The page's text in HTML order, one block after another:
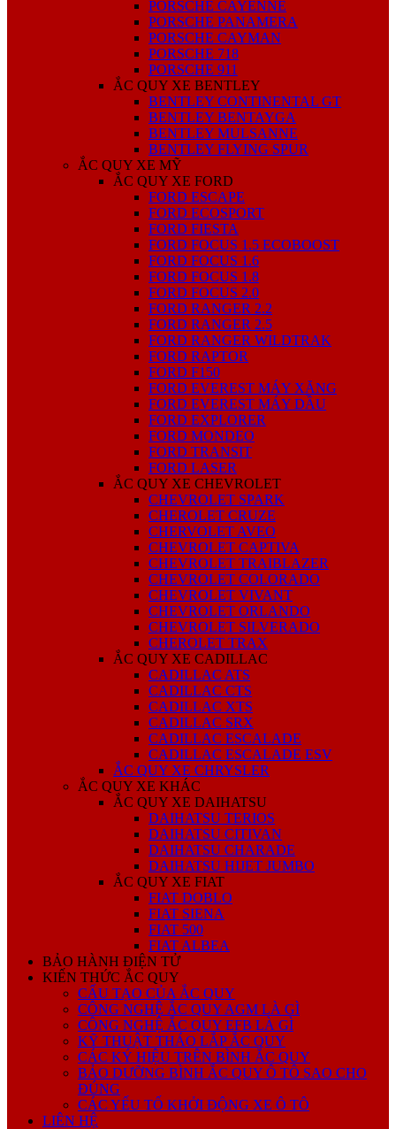
PORSCHE CAYENNE
PORSCHE PANAMERA
PORSCHE CAYMAN
PORSCHE 718
PORSCHE 911
ẮC QUY XE BENTLEY
BENTLEY CONTINENTAL GT
BENTLEY BENTAYGA
BENTLEY MULSANNE
BENTLEY FLYING SPUR
ẮC QUY XE MỸ
ẮC QUY XE FORD
FORD ESCAPE
FORD ECOSPORT
FORD FIESTA
FORD FOCUS 1.5 ECOBOOST
FORD FOCUS 1.6
FORD FOCUS 1.8
FORD FOCUS 2.0
FORD RANGER 2.2
FORD RANGER 2.5
FORD RANGER WILDTRAK
FORD RAPTOR
FORD F150
FORD EVEREST MÁY XĂNG
FORD EVEREST MÁY DẦU
FORD EXPLORER
FORD MONDEO
FORD TRANSIT
FORD LASER
ẮC QUY XE CHEVROLET
CHEVROLET SPARK
CHEROLET CRUZE
CHERVOLET AVEO
CHEVROLET CAPTIVA
CHEVROLET TRAIBLAZER
CHEVROLET COLORADO
CHEVROLET VIVANT
CHEVROLET ORLANDO
CHEVROLET SILVERADO
CHEROLET TRAX
ẮC QUY XE CADILLAC
CADILLAC ATS
CADILLAC CTS
CADILLAC XTS
CADILLAC SRX
CADILLAC ESCALADE
CADILLAC ESCALADE ESV
ẮC QUY XE CHRYSLER
ẮC QUY XE KHÁC
ẮC QUY XE DAIHATSU
DAIHATSU TERIOS
DAIHATSU CITIVAN
DAIHATSU CHARADE
DAIHATSU HIJET JUMBO
ẮC QUY XE FIAT
FIAT DOBLO
FIAT SIENA
FIAT 500
FIAT ALBEA
BẢO HÀNH ĐIỆN TỬ
KIẾN THỨC ẮC QUY
CẤU TẠO CỦA ẮC QUY
CÔNG NGHỆ ẮC QUY AGM LÀ GÌ
CÔNG NGHỆ ẮC QUY EFB LÀ GÌ
KỸ THUẬT THÁO LẮP ẮC QUY
CÁC KÝ HIỆU TRÊN BÌNH ẮC QUY
BẢO DƯỠNG BÌNH ẮC QUY Ô TÔ SAO CHO
ĐÚNG
CÁC YẾU TỐ KHỞI ĐỘNG XE Ô TÔ
LIÊN HỆ